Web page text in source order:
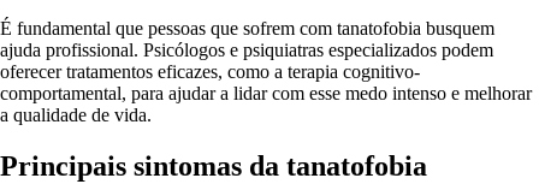
É fundamental que pessoas que sofrem com tanatofobia busquem
ajuda profissional. Psicólogos e psiquiatras especializados podem
oferecer tratamentos eficazes, como a terapia cognitivo-
comportamental, para ajudar a lidar com esse medo intenso e melhorar
a qualidade de vida.
Principais sintomas da tanatofobia